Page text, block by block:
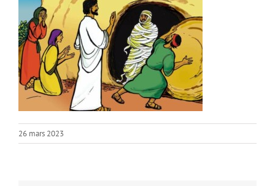
26 mars 2023